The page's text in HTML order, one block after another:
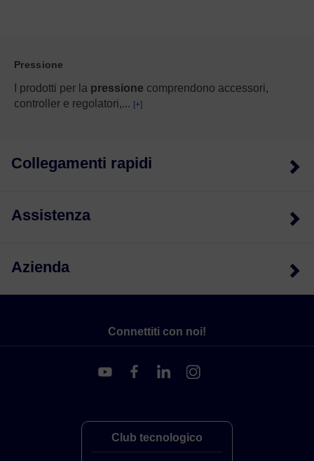
Pressione
I prodotti per la pressione comprendono accessori,
controller e regolatori,... [+]
Collegamenti rapidi
Assistenza
Azienda
Connettiti con noi!
Club tecnologico